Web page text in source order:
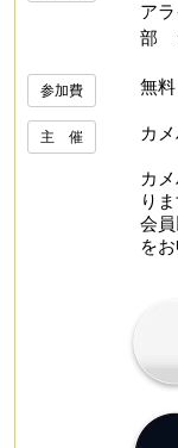
ア
部
参加費 無料
主 催 カ
カ
りま
会員
を